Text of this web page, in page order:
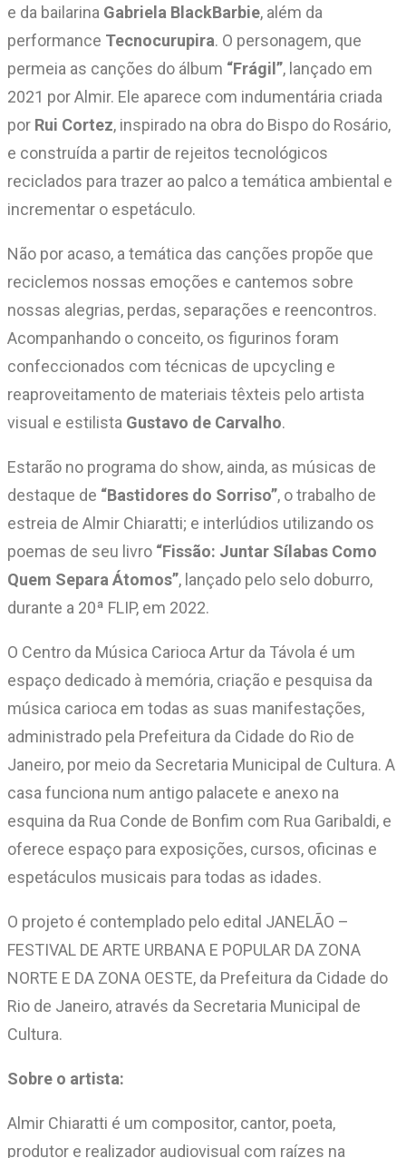
e da bailarina Gabriela BlackBarbie, além da
performance Tecnocurupira. O personagem, que
permeia as canções do álbum “Frágil”, lançado em
2021 por Almir. Ele aparece com indumentária criada
por Rui Cortez, inspirado na obra do Bispo do Rosário,
e construída a partir de rejeitos tecnológicos
reciclados para trazer ao palco a temática ambiental e
incrementar o espetáculo.
Não por acaso, a temática das canções propõe que
reciclemos nossas emoções e cantemos sobre
nossas alegrias, perdas, separações e reencontros.
Acompanhando o conceito, os figurinos foram
confeccionados com técnicas de upcycling e
reaproveitamento de materiais têxteis pelo artista
visual e estilista Gustavo de Carvalho.
Estarão no programa do show, ainda, as músicas de
destaque de “Bastidores do Sorriso”, o trabalho de
estreia de Almir Chiaratti; e interlúdios utilizando os
poemas de seu livro “Fissão: Juntar Sílabas Como
Quem Separa Átomos”, lançado pelo selo doburro,
durante a 20ª FLIP, em 2022.
O Centro da Música Carioca Artur da Távola é um
espaço dedicado à memória, criação e pesquisa da
música carioca em todas as suas manifestações,
administrado pela Prefeitura da Cidade do Rio de
Janeiro, por meio da Secretaria Municipal de Cultura. A
casa funciona num antigo palacete e anexo na
esquina da Rua Conde de Bonfim com Rua Garibaldi, e
oferece espaço para exposições, cursos, oficinas e
espetáculos musicais para todas as idades.
O projeto é contemplado pelo edital JANELÃO –
FESTIVAL DE ARTE URBANA E POPULAR DA ZONA
NORTE E DA ZONA OESTE, da Prefeitura da Cidade do
Rio de Janeiro, através da Secretaria Municipal de
Cultura.
Sobre o artista:
Almir Chiaratti é um compositor, cantor, poeta,
produtor e realizador audiovisual com raízes na